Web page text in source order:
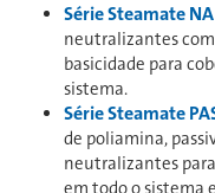
Série Steamate NA
neutralizantes
basicidade para
sistema.
Série Steamate
de poliamina,
neutralizantes
em todo o sistema